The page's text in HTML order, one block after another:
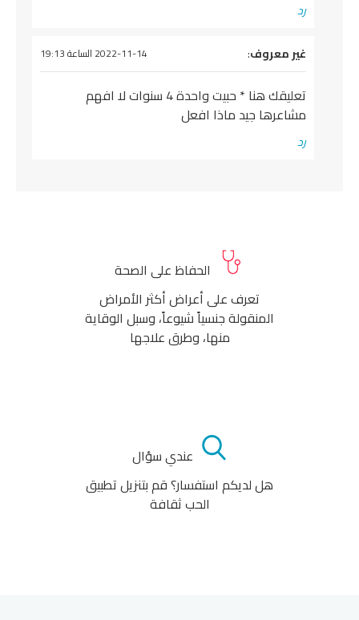
رد
يقول
غير معروف: 2022-11-14 الساعة 19:13
تعليقك هنا * حبيت واحدة 4 سنوات لا افهم
مشاعرها جيد ماذا افعل
رد
الحفاظ على الصحة
تعرف على أعراض أكثر الأمراض
المنقولة جنسياً شيوعاً، وسبل الوقاية
منها، وطرق علاجها
عندي سؤال
هل لديكم استفسار؟ قم بتنزيل تطبيق
الحب ثقافة